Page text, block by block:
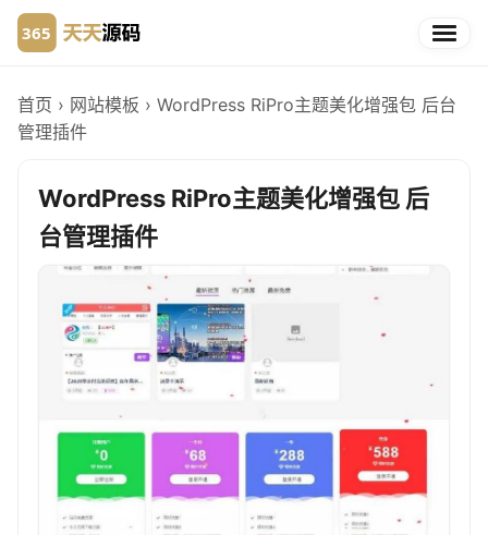
首页 › 网站模板 › WordPress RiPro主题美化增强包 后台
管理插件
WordPress RiPro主题美化增强包 后
台管理插件